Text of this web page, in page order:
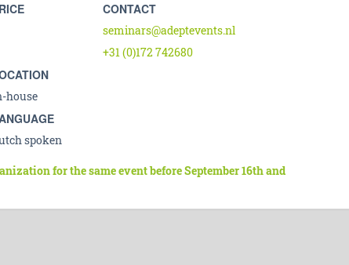
CONTACT
seminars@adeptevents.nl
+31 (0)172 742680
house
spoken
for the same event before September 16th and